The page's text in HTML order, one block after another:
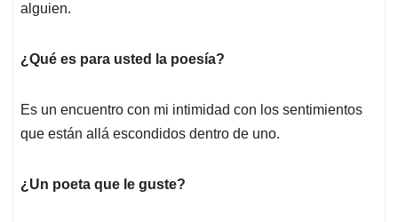
alguien.
¿Qué es para usted la poesía?
Es un encuentro con mi intimidad con los sentimientos
que están allá escondidos dentro de uno.
¿Un poeta que le guste?